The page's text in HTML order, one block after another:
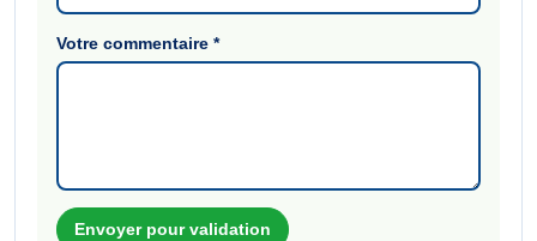
Votre commentaire*
Envoyer pour validation